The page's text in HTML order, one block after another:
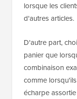
lorsque les
d'autres articles.
D'autre part,
panier que
combinaison
comme
écharpe